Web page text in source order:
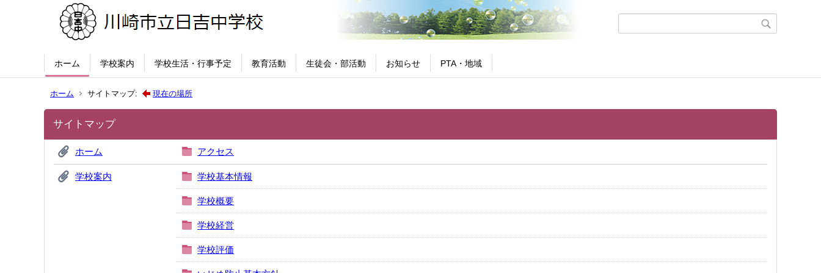
ホーム 学校案内 学校生活・行事予定 教育活動 生徒会・部活動 お知らせ PTA・地域
ホーム サイトマップ: 現在の場所
サイトマップ
ホーム アクセス
学校案内 学校基本情報
学校概要
学校経営
学校評価